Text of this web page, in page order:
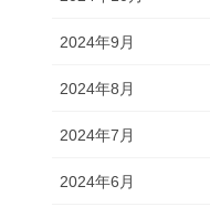
2024年9月
2024年8月
2024年7月
2024年6月